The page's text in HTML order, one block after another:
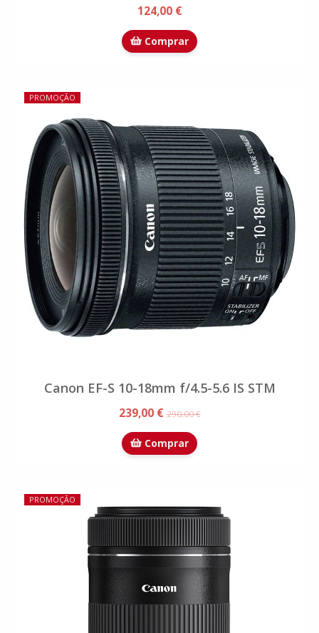
124,00 €
Comprar
PROMOÇÃO
Canon EF-S 10-18mm f/4.5-5.6 IS STM
239,00 €290,00 €
Comprar
PROMOÇÃO